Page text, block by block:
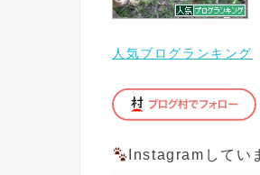
人気ブログランキング
Instagramしてい